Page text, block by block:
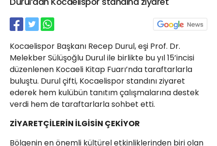
Kocaelispor Başkanı Recep Durul, eşi Prof. Dr.
Melekber Sülüşoğlu Durul ile birlikte bu yıl 15’incisi
düzenlenen Kocaeli Kitap Fuarı’nda taraftarlarla
buluştu. Durul çifti, Kocaelispor standını ziyaret
ederek hem kulübün tanıtım çalışmalarına destek
verdi hem de taraftarlarla sohbet etti.
ZİYARETÇİLERİN İLGİSİN ÇEKİYOR
Bölgenin en önemli kültürel etkinliklerinden biri olan
21 Gölcük
02624132333